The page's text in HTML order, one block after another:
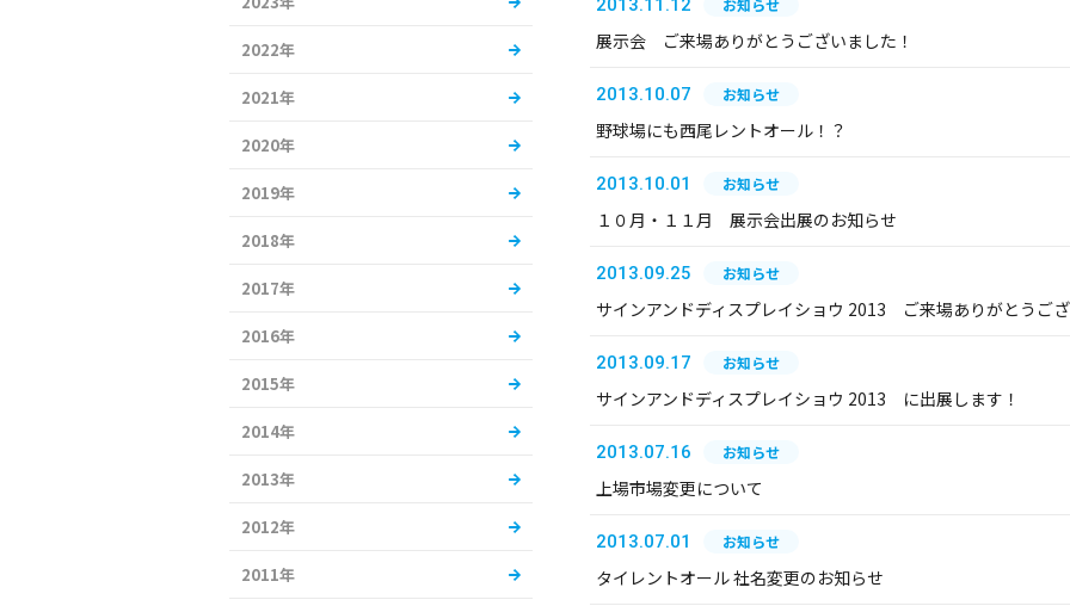
2013.11.12 お知らせ
展示会 ご来場ありがとうございました！
2013.10.07 お知らせ
野球場にも西尾レントオール！？
2013.10.01 お知らせ
１０月・１１月 展示会出展のお知らせ
2013.09.25 お知らせ
サインアンドディスプレイショウ 2013 ご来場ありがとうござ
2013.09.17 お知らせ
サインアンドディスプレイショウ 2013 に出展します！
2013.07.16 お知らせ
上場市場変更について
2013.07.01 お知らせ
タイレントオール 社名変更のお知らせ
2022年
2021年
2020年
2019年
2018年
2017年
2016年
2015年
2014年
2013年
2012年
2011年